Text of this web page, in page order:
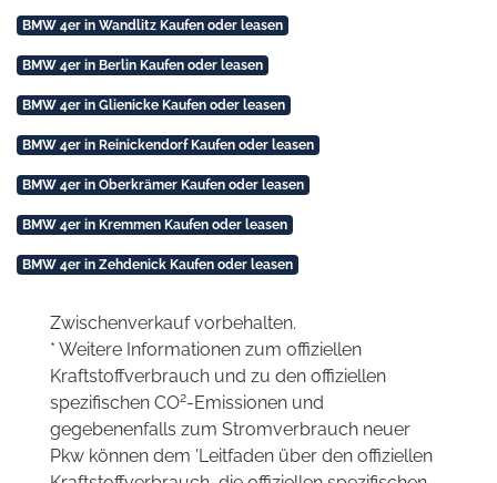
BMW 4er in Wandlitz Kaufen oder leasen
BMW 4er in Berlin Kaufen oder leasen
BMW 4er in Glienicke Kaufen oder leasen
BMW 4er in Reinickendorf Kaufen oder leasen
BMW 4er in Oberkrämer Kaufen oder leasen
BMW 4er in Kremmen Kaufen oder leasen
BMW 4er in Zehdenick Kaufen oder leasen
Zwischenverkauf vorbehalten.
* Weitere Informationen zum offiziellen
Kraftstoffverbrauch und zu den offiziellen
spezifischen CO2-Emissionen und
gegebenenfalls zum Stromverbrauch neuer
Pkw können dem 'Leitfaden über den offiziellen